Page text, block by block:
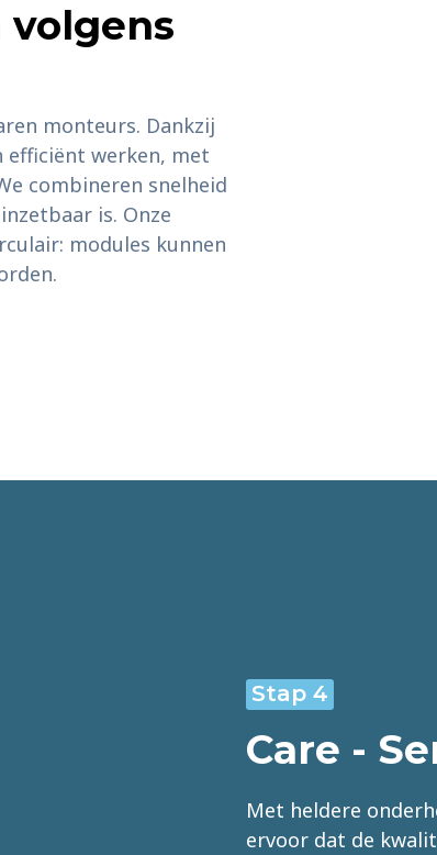
volgens
monteurs. Dankzij
efficiënt werken, met
combineren snelheid
is. Onze
modules kunnen
Stap 4
Care -
Met heldere
ervoor dat de